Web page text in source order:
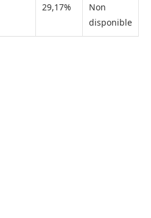
29,17%
Non
disponible